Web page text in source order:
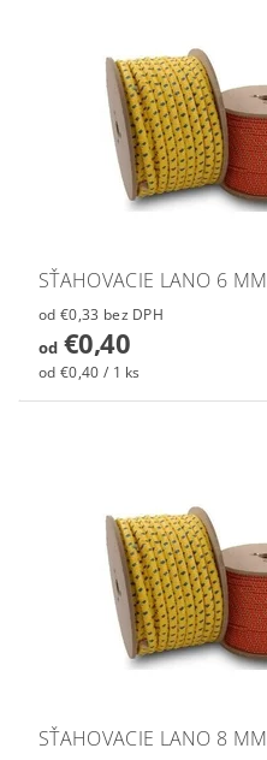
SŤAHOVACIE LANO 6 MM
od €0,33 bez DPH
od€0,40
od €0,40 / 1 ks
SŤAHOVACIE LANO 8 MM